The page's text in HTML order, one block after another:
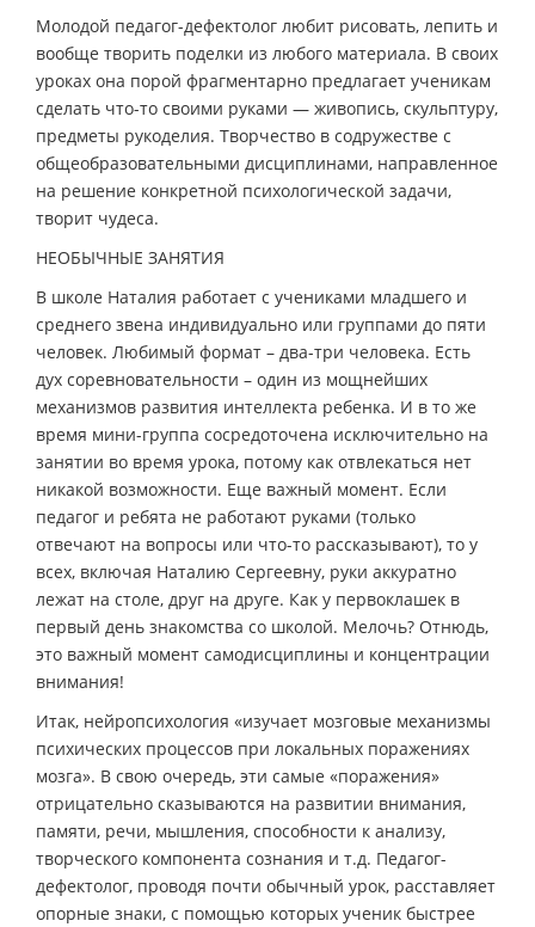
Молодой педагог-дефектолог любит рисовать, лепить и
вообще творить поделки из любого материала. В своих
уроках она порой фрагментарно предлагает ученикам
сделать что-то своими руками — живопись, скульптуру,
предметы рукоделия. Творчество в содружестве с
общеобразовательными дисциплинами, направленное
на решение конкретной психологической задачи,
творит чудеса.
НЕОБЫЧНЫЕ ЗАНЯТИЯ
В школе Наталия работает с учениками младшего и
среднего звена индивидуально или группами до пяти
человек. Любимый формат – два-три человека. Есть
дух соревновательности – один из мощнейших
механизмов развития интеллекта ребенка. И в то же
время мини-группа сосредоточена исключительно на
занятии во время урока, потому как отвлекаться нет
никакой возможности. Еще важный момент. Если
педагог и ребята не работают руками (только
отвечают на вопросы или что-то рассказывают), то у
всех, включая Наталию Сергеевну, руки аккуратно
лежат на столе, друг на друге. Как у первоклашек в
первый день знакомства со школой. Мелочь? Отнюдь,
это важный момент самодисциплины и концентрации
внимания!
Итак, нейропсихология «изучает мозговые механизмы
психических процессов при локальных поражениях
мозга». В свою очередь, эти самые «поражения»
отрицательно сказываются на развитии внимания,
памяти, речи, мышления, способности к анализу,
творческого компонента сознания и т.д. Педагог-
дефектолог, проводя почти обычный урок, расставляет
опорные знаки, с помощью которых ученик быстрее